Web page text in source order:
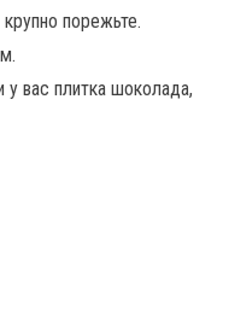
порежьте.
вас плитка шоколада,